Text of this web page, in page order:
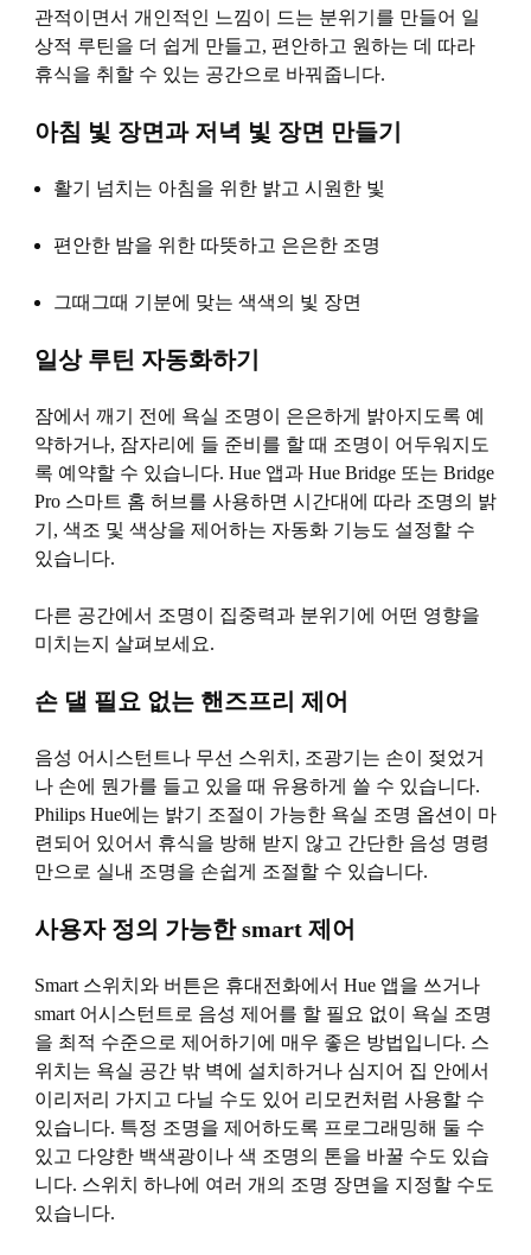
관적이면서 개인적인 느낌이 드는 분위기를 만들어 일
상적 루틴을 더 쉽게 만들고, 편안하고 원하는 데 따라
휴식을 취할 수 있는 공간으로 바꿔줍니다.
아침 빛 장면과 저녁 빛 장면 만들기
활기 넘치는 아침을 위한 밝고 시원한 빛
편안한 밤을 위한 따뜻하고 은은한 조명
그때그때 기분에 맞는 색색의 빛 장면
일상 루틴 자동화하기
잠에서 깨기 전에 욕실 조명이 은은하게 밝아지도록 예
약하거나, 잠자리에 들 준비를 할 때 조명이 어두워지도
록 예약할 수 있습니다. Hue 앱과 Hue Bridge 또는 Bridge
Pro 스마트 홈 허브를 사용하면 시간대에 따라 조명의 밝
기, 색조 및 색상을 제어하는 ​​자동화 기능도 설정할 수
있습니다.
다른 공간에서 조명이 집중력과 분위기에 어떤 영향을
미치는지 살펴보세요.
손 댈 필요 없는 핸즈프리 제어
음성 어시스턴트나 무선 스위치, 조광기는 손이 젖었거
나 손에 뭔가를 들고 있을 때 유용하게 쓸 수 있습니다.
Philips Hue에는 밝기 조절이 가능한 욕실 조명 옵션이 마
련되어 있어서 휴식을 방해 받지 않고 간단한 음성 명령
만으로 실내 조명을 손쉽게 조절할 수 있습니다.
사용자 정의 가능한 smart 제어
Smart 스위치와 버튼은 휴대전화에서 Hue 앱을 쓰거나
smart 어시스턴트로 음성 제어를 할 필요 없이 욕실 조명
을 최적 수준으로 제어하기에 매우 좋은 방법입니다. 스
위치는 욕실 공간 밖 벽에 설치하거나 심지어 집 안에서
이리저리 가지고 다닐 수도 있어 리모컨처럼 사용할 수
있습니다. 특정 조명을 제어하도록 프로그래밍해 둘 수
있고 다양한 백색광이나 색 조명의 톤을 바꿀 수도 있습
니다. 스위치 하나에 여러 개의 조명 장면을 지정할 수도
있습니다.